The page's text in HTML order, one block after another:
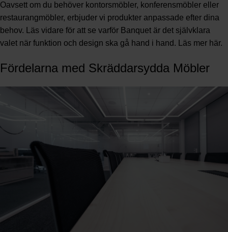
Oavsett om du behöver kontorsmöbler, konferensmöbler eller
restaurangmöbler, erbjuder vi produkter anpassade efter dina
behov. Läs vidare för att se varför Banquet är det självklara
valet när funktion och design ska gå hand i hand.
Läs mer här.
Fördelarna med Skräddarsydda Möbler